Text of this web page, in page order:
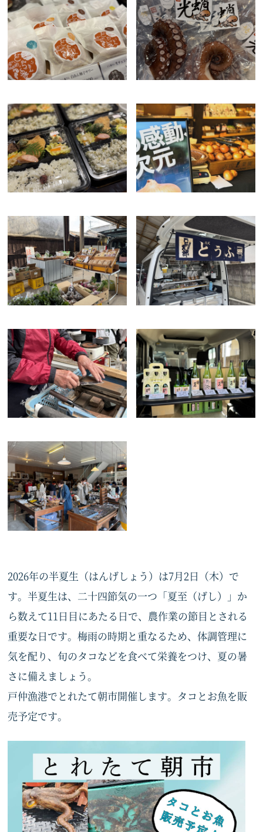
2026年の半夏生（はんげしょう）は7月2日（木）で
す。半夏生は、二十四節気の一つ「夏至（げし）」か
ら数えて11日目にあたる日で、農作業の節目とされる
重要な日です。梅雨の時期と重なるため、体調管理に
気を配り、旬のタコなどを食べて栄養をつけ、夏の暑
さに備えましょう。
戸仲漁港でとれたて朝市開催します。タコとお魚を販
売予定です。